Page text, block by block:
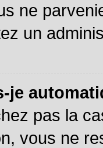
ne
un
je
pas la
vous ne